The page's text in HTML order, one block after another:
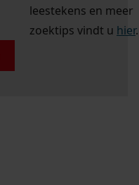
leestekens en meer
zoektips vindt u hier.